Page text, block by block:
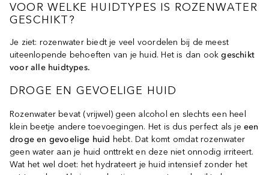
VOOR WELKE HUIDTYPES IS ROZENWATER
GESCHIKT?
Je ziet: rozenwater biedt je veel voordelen bij de meest
uiteenlopende behoeften van je huid. Het is dan ookgeschikt
voor alle huidtypes.
DROGE EN GEVOELIGE HUID
Rozenwater bevat (vrijwel) geen alcohol en slechts een heel
klein beetje andere toevoegingen. Het is dus perfect als jeeen
droge en gevoelige huid hebt. Dat komt omdat rozenwater
geen water aan je huid onttrekt en deze niet onnodig irriteert.
Wat het wel doet: het hydrateert je huid intensief zonder het